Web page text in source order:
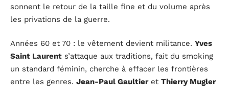
sonnent le retour de la taille fine et du volume après
les privations de la guerre.
Années 60 et 70 : le vêtement devient militance. Yves
Saint Laurent s’attaque aux traditions, fait du smoking
un standard féminin, cherche à effacer les frontières
entre les genres. Jean-Paul Gaultieret Thierry Mugler